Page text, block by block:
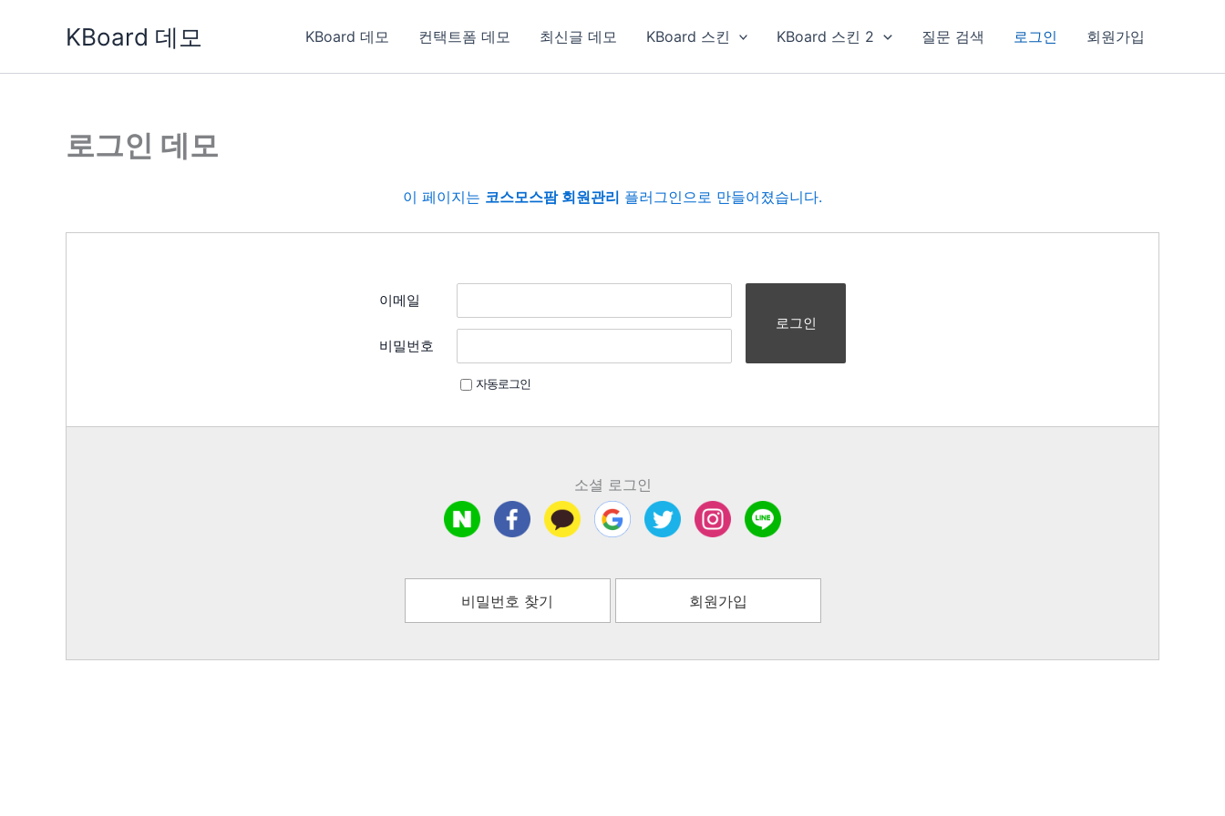
KBoard 데모 KBoard 데모 컨택트폼 데모 최신글 데모 KBoard 스킨 KBoard 스킨 2 질문 검색 로그인 회원가입
로그인 데모
이 페이지는 코스모스팜 회원관리 플러그인으로 만들어졌습니다.
이메일
비밀번호
자동로그인
로그인
소셜 로그인
비밀번호 찾기 회원가입